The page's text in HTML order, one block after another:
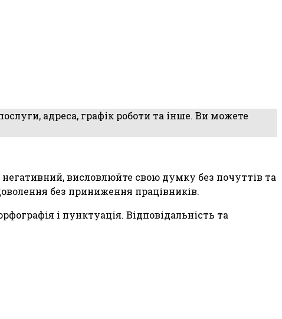
адреса, графік роботи та інше. Ви можете
висловлюйте свою думку без почуттів та
без приниження працівників.
і пунктуація. Відповідальність та